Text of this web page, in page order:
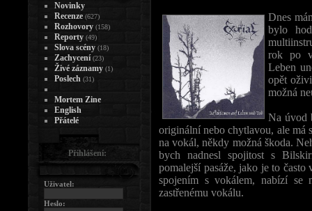
Dnes
bylo
rok po
Leben
opět
možná
Na úvod
originální nebo chytlavou, ale má
na vokál, někdy možná škoda.
bych nadnesl spojitost s
pomalejší pasáže, jako je to
spojením s vokálem, nabízí
zastřenému vokálu.
Novinky
Recenze (627)
Rozhovory (158)
Reporty (49)
Slova scény (18)
Zachycení (23)
Živé záznamy (1)
Poslech (31)
Mortem Zine
English
Přátelé
Přihlášení:
Uživatel:
Heslo: